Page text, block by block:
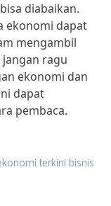
diabaikan.
ekonomi dapat
mengambil
jangan ragu
ekonomi dan
dapat
pembaca.
terkini bisnis